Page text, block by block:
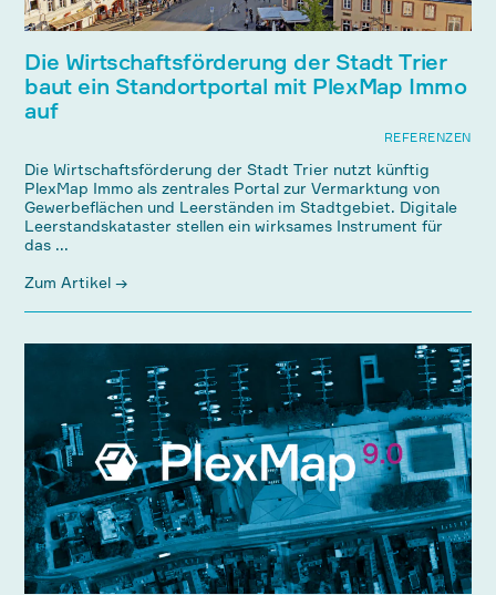
Die Wirtschaftsförderung der Stadt Trier
baut ein Standortportal mit PlexMap Immo
auf
REFERENZEN
Die Wirtschaftsförderung der Stadt Trier nutzt künftig
PlexMap Immo als zentrales Portal zur Vermarktung von
Gewerbeflächen und Leerständen im Stadtgebiet. Digitale
Leerstandskataster stellen ein wirksames Instrument für
das ...
Zum Artikel →